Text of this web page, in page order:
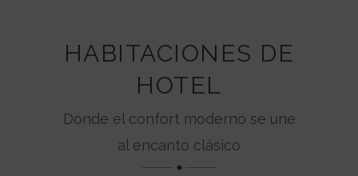
HABITACIONES DE
HOTEL
Donde el confort moderno se une
al encanto clásico